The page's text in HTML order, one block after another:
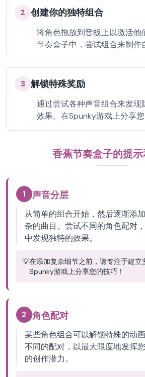
2 创建你的独特组合
将角色拖放到音板上以激活他
节奏盒子中，尝试组合来制作
3 解锁特殊奖励
通过尝试各种声音组合来发现
效果。在Spunky游戏上分享您
香蕉节奏盒子的提
1 声音分层
从简单的组合开始，然后逐渐添
杂的曲目。尝试不同的角色配对
中发现独特的效果。
💡在添加复杂细节之前，请专注于建立
Spunky游戏上分享您的技巧！
2 角色配对
某些角色组合可以解锁特殊的动
不同的配对，以最大限度地发挥
的创作潜力。